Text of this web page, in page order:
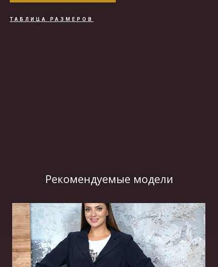
ТАБЛИЦА РАЗМЕРОВ
Рекомендуемые модели